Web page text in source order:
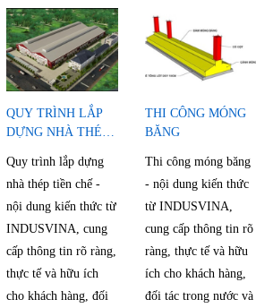
QUY TRÌNH LẮP
DỰNG NHÀ THÉP
Quy trình lắp dựng
nhà thép tiền chế -
nội dung kiến thức từ
INDUSVINA, cung
cấp thông tin rõ ràng,
thực tế và hữu ích
cho khách hàng, đối
THI CÔNG MÓNG
BĂNG
Thi công móng băng
- nội dung kiến thức
từ INDUSVINA,
cung cấp thông tin rõ
ràng, thực tế và hữu
ích cho khách hàng,
đối tác trong nước và